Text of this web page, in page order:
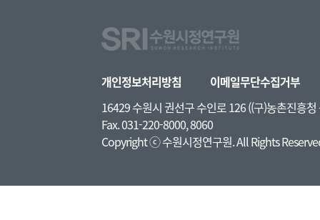
개인정보처리방침
이메일무단수집거부
16429 수원시 권선구 수인로 126 ((구)농촌진흥
Fax. 031-220-8000, 8060
Copyright ⓒ 수원시정연구원. All Rights